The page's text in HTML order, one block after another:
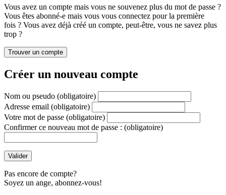
Vous avez un compte mais vous ne souvenez plus du mot de passe ?
Vous êtes abonné-e mais vous vous connectez pour la première
fois ? Vous avez déjà créé un compte, peut-être, vous ne savez plus
trop ?
Créer un nouveau compte
Nom ou pseudo (obligatoire)
Adresse email (obligatoire)
Votre mot de passe (obligatoire)
Confirmer ce nouveau mot de passe : (obligatoire)
Pas encore de compte?
Soyez un ange, abonnez-vous!